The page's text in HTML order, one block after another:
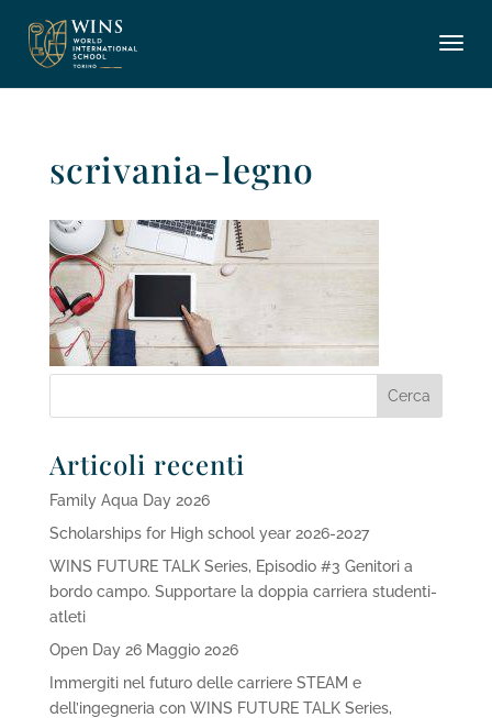
scrivania-legno
Articoli recenti
Family Aqua Day 2026
Scholarships for High school year 2026-2027
WINS FUTURE TALK Series, Episodio #3 Genitori a
bordo campo. Supportare la doppia carriera studenti-
atleti
Open Day 26 Maggio 2026
Immergiti nel futuro delle carriere STEAM e
dell’ingegneria con WINS FUTURE TALK Series,